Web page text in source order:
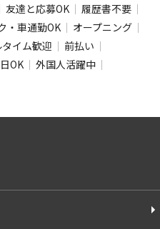
お仕事数
件
で検索
クリア
友達と応募OK
履歴書不要
・車通勤OK
オープニング
タイム歓迎
前払い
OK
外国人活躍中